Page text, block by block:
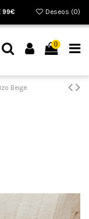
99€ Deseos (0)
0
Beige